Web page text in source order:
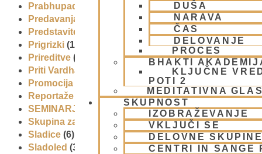
DUŠA
NARAVA
ČAS
DELOVANJE
PROCES
BHAKTI
KLJUČNE
POTI 2
MEDITATIVNA
SKUPNOST
IZOBRAŽEVANJE
VKLJUČI SE
DELOVNE
CENTRI IN SANGE
Prabhupadovi učenci in ostali
Predavanja
Predstavitev
Prigrizki (1)
Prireditve (7)
Priti Vardhana das
Promocija in izobrazevanje
(3)
Reportaže
SEMINARJI IN TEČAJ(5)
Skupina za podporo družinam in otrokom (CPT)(1)
Sladice (6)
Sladoled (3)